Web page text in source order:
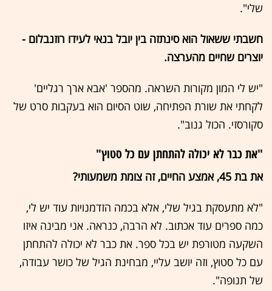
שלי".
חשבתי ששאול הוא סינתזה בין יובל בנאי לעידו רוזנבלום -
יוצרים שחיים מהערצה.
"יש לי המון מקורות השראה. מהספר 'אבא ארך רגליים'
לקחתי את שורת הפתיחה, שוט הסיום הוא בעקבות סרט של
סקורסזי. הכול גנוב".
"את כבר לא יכולה להתחתן עם כל סטוץ"
את בת 45, אמצע החיים, זה צומת משמעותי?
"לא מתעסקת בגיל שלי, אלא בכמה הזדמנויות עוד יש לי,
כמה ספרים עוד אכתוב. לא הרבה, כנראה. אני מבינה איזו
השקעה מטורפת יש בכל ספר. את כבר לא יכולה להתחתן
עם כל סטוץ, וזה יושב עליי, מבחינת הגיל של כושר עבודה,
של תנופה".